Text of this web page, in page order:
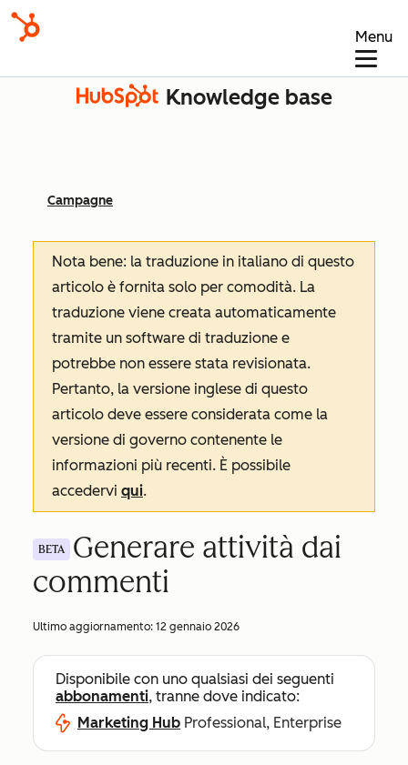
Menu
Knowledge base
Campagne
Nota bene: la traduzione in italiano di questo
articolo è fornita solo per comodità. La
traduzione viene creata automaticamente
tramite un software di traduzione e
potrebbe non essere stata revisionata.
Pertanto, la versione inglese di questo
articolo deve essere considerata come la
versione di governo contenente le
informazioni più recenti. È possibile
accedervi qui.
BETA
Generare attività dai
commenti
Ultimo aggiornamento: 12 gennaio 2026
Disponibile con uno qualsiasi dei seguenti
abbonamenti, tranne dove indicato:
Marketing Hub Professional, Enterprise